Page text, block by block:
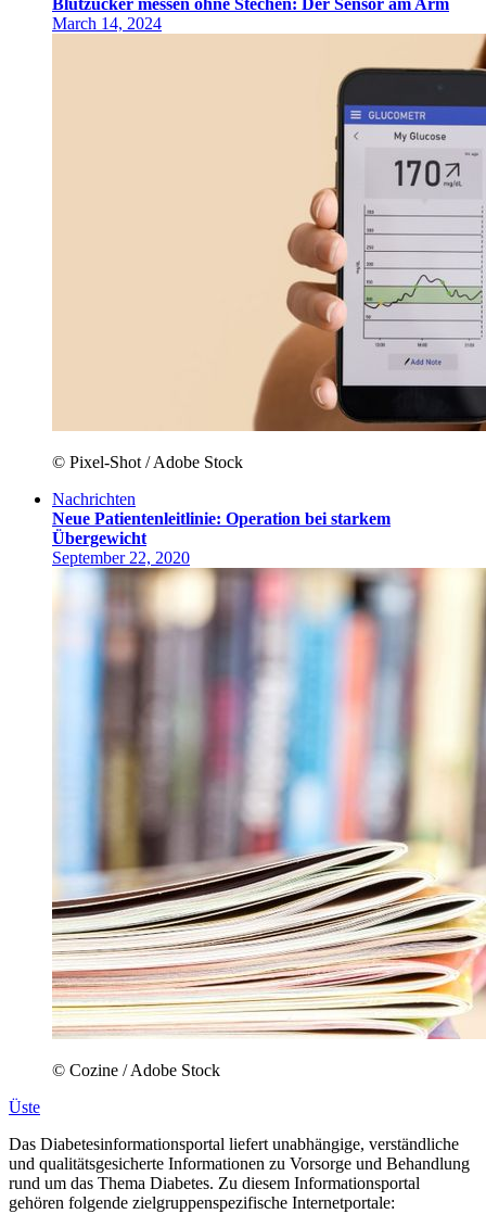
Blutzucker messen ohne Stechen: Der Sensor am Arm
March 14, 2024
© Pixel-Shot / Adobe Stock
Nachrichten
Neue Patientenleitlinie: Operation bei starkem
Übergewicht
September 22, 2020
© Cozine / Adobe Stock
Üste
Das Diabetesinformationsportal liefert unabhängige, verständliche
und qualitätsgesicherte Informationen zu Vorsorge und Behandlung
rund um das Thema Diabetes. Zu diesem Informationsportal
gehören folgende zielgruppenspezifische Internetportale: